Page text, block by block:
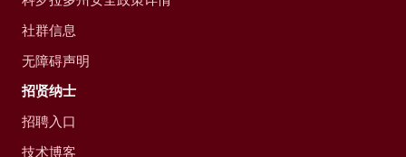
社群信息
无障碍声明
招贤纳士
招聘入口
技术博客